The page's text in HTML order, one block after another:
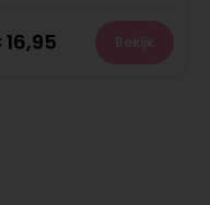
16,95